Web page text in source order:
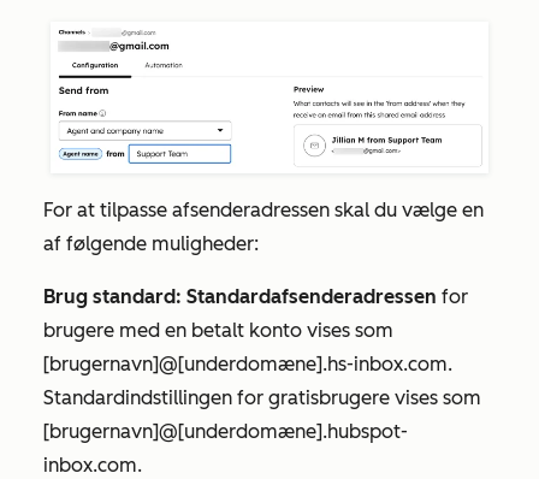
For at tilpasse afsenderadressen skal du vælge en
af følgende muligheder:
Brug standard: Standardafsenderadressen for
brugere med en betalt konto vises som
[brugernavn]@[underdomæne].hs-inbox.com.
Standardindstillingen for gratisbrugere vises som
[brugernavn]@[underdomæne].hubspot-
inbox.com.